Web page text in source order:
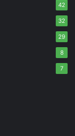
42
32
29
8
7